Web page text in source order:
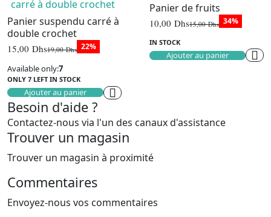
Panier suspendu carré à
double crochet
19,00Dhs
prix
initial
était :
19,00 Dhs.
15,00 Dhs
prix
actuel
est :
15,00 Dhs.
22%
Available only:7
ONLY 7 LEFT IN STOCK
Ajouter au panier
Panier de fruits
15,00Dhs
Le
prix
initial
était :
10,00 Dhs
Le
prix
actuel
est :
34%
IN STOCK
Ajouter au panier
Besoin d'aide ?
Contactez-nous via l'un des canaux d'assistance
Trouver un magasin
Trouver un magasin à proximité
Commentaires
Envoyez-nous vos commentaires